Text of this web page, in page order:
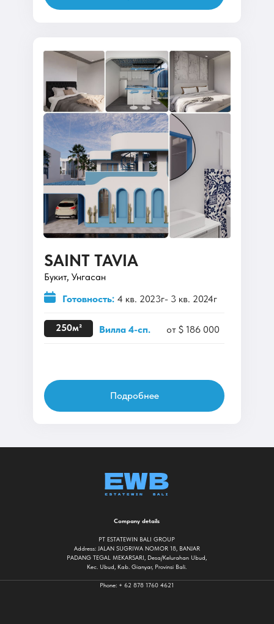
SAINT TAVIA
Букит, Унгасан
Готовность: 4 кв. 2023г- 3 кв. 2024г
250м² Вилла 4-сп. от $ 186 000
Подробнее
artemplot@gmail.com
Company details
PT ESTATEWIN BALI GROUP
Address: JALAN SUGRIWA NOMOR 18, BANJAR
PADANG TEGAL MEKARSARI, Desa/Kelurahan Ubud,
Kec. Ubud, Kab. Gianyar, Provinsi Bali.
Phone: + 62 878 1760 4621